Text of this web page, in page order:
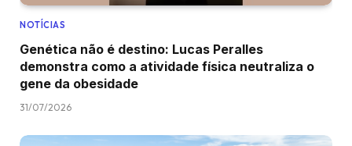
NOTÍCIAS
Genética não é destino: Lucas Peralles
demonstra como a atividade física neutraliza o
gene da obesidade
31/07/2026